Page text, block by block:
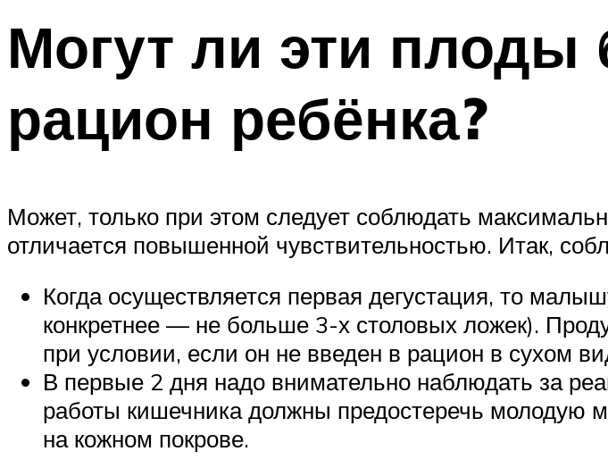
Могут ли эти
рацион ребёнка?
Может, только при этом следует соблюдать
отличается повышенной чувствительностью. Итак,
Когда осуществляется первая дегустация, то
конкретнее — не больше 3-х столовых ложек).
при условии, если он не введен в рацион в сухом
В первые 2 дня надо внимательно наблюдать за
работы кишечника должны предостеречь молодую
на кожном покрове.